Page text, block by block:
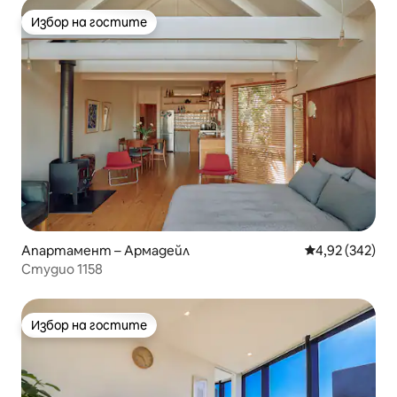
Избор на гостите
Избор на гостите
Апартамент – Армадейл Средна
4,92 (342)
Студио 1158
Избор на гостите
Избор на гостите